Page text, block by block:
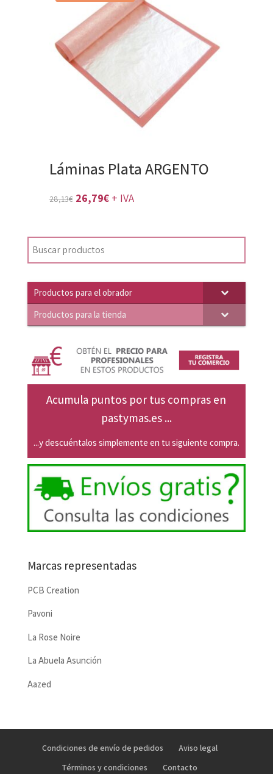
89,05€.84,81€.
Láminas Plata ARGENTO
28,13€ El
original
era:
26,79€El
actual
+ IVA
Productos para el obrador
Productos para la tienda
Acumula puntos por tus compras en
pastymas.es ...
...y descuéntalos simplemente en tu siguiente compra.
Marcas representadas
PCB Creation
Pavoni
La Rose Noire
La Abuela Asunción
Aazed
Condiciones de envío de pedidos
Aviso legal
Términos y condiciones
Contacto